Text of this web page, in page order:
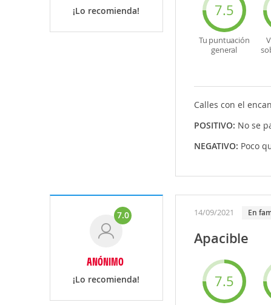
¡Lo recomienda! 7.5
Tu puntuación
general
Calles con el
POSITIVO: No se
NEGATIVO: Poco
7.0
ANÓNIMO
¡Lo recomienda!
14/09/2021 En
Apacible
7.5